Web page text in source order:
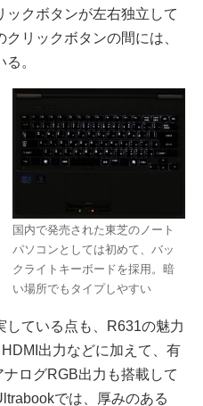
ックボタンが左右独立して
リックボタンの間には、
。
国内で発売された東芝のノート
パソコンとしては初めて、バッ
クライトキーボードを採用。暗
い場所でもタイプしやすい
ている点も、R631の魅力
出力などに加えて、有
ログRGB出力も搭載して
では、厚みのある